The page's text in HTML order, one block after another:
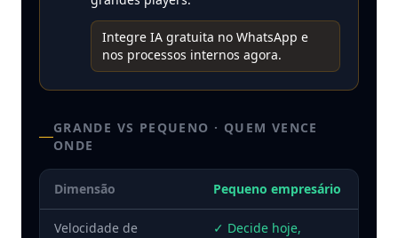
Integre IA gratuita no WhatsApp e
nos processos internos agora.
GRANDE VS PEQUENO · QUEM VENCE
ONDE
Dimensão Pequeno empresário
Velocidade de
✓ Decide hoje,